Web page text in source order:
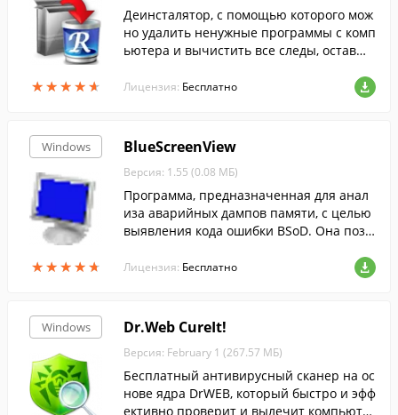
★★★★★
★★★★★
Деинсталятор, с помощью которого мож
но удалить ненужные программы с комп
ьютера и вычистить все следы, оставши
Лицензия: Бесплатно
Windows
★★★★★
★★★★★
BlueScreenView
Версия: 1.55 (0.08 МБ)
Программа, предназначенная для анал
иза аварийных дампов памяти, с целью
выявления кода ошибки BSoD. Она позв
ии об ошибке, которая привела к сбою с
истемы, а также может указать на драйв
и.
Лицензия: Бесплатно
Windows Dr.Web CureIt!
Версия: February 1 (267.57 МБ)
Бесплатный антивирусный сканер на ос
нове ядра DrWEB, который быстро и эфф
ективно проверит и вылечит компьюте